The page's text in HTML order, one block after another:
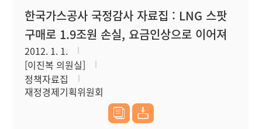
한국가스공사 국정감사 자료집 : LNG 스팟
구매로 1.9조원 손실, 요금인상으로 이어져
2012. 1. 1.
[이진복 의원실]
정책자료집
재정경제기획위원회